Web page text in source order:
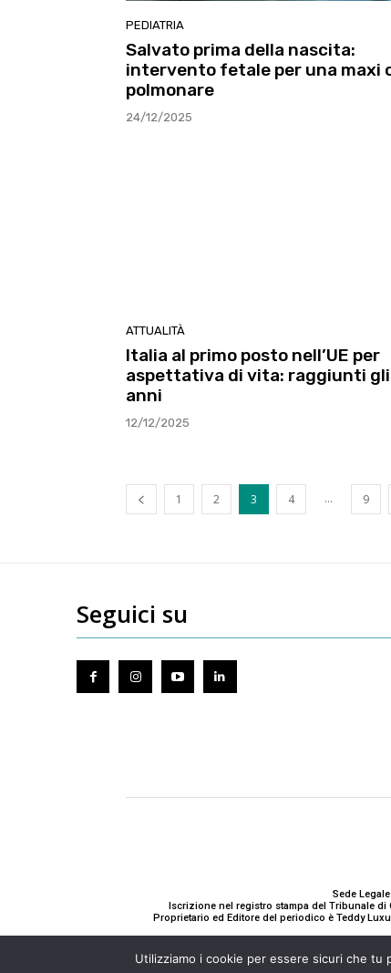
PEDIATRIA
Salvato prima della nascita:
intervento fetale per una maxi
polmonare
24/12/2025
ATTUALITÀ
Italia al primo posto nell’UE per
aspettativa di vita: raggiunti gli
anni
12/12/2025
1 2 3 4 ... 9
Seguici su
Sede
Iscrizione nel registro stampa del Tribunale di
Proprietario ed Editore del periodico è Teddy
Utilizziamo i cookie per essere sicuri che